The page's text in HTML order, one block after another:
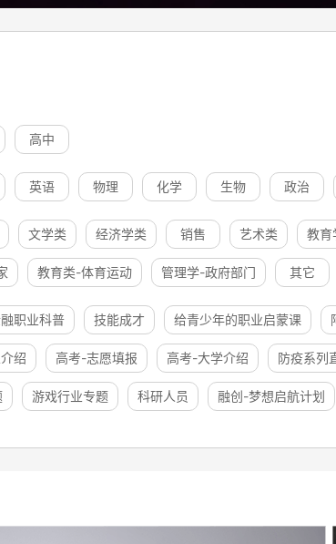
高中
英语 物理 化学 生物 政治
文学类 经济学类 销售 艺术类 教育
教育类-体育运动 管理学-政府部门 其它
职业科普 技能成才 给青少年的职业启蒙课
绍 高考-志愿填报 高考-大学介绍 防疫系列
游戏行业专题 科研人员 融创-梦想启航计划